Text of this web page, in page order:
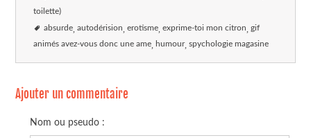
toilette)
absurde autodérision erotisme exprime-toi mon citron gif
animés avez-vous donc une ame humour spychologie magasine
Ajouter un commentaire
Nom ou pseudo :